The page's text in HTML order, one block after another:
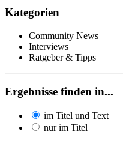
Kategorien
Community News
Interviews
Ratgeber & Tipps
Ergebnisse finden in...
im Titel und Text
nur im Titel